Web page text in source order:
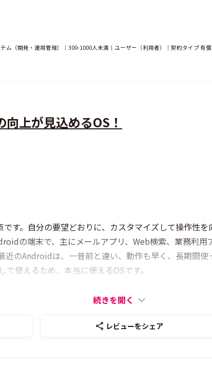
ム（開発・運用管理）｜300-1000人未満｜ユーザー（利用者）｜契約タイプ 有
上が見込めるOS！
す。自分の要望どおりに、カスタマイズして操作性
の端末で、主にメールアプリ、Web検索、業務利
のAndroidは、一昔前と違い、動作も早く、長期間使
使えるため、本当に使えるOSです。
続きを開く
レビューをシェア